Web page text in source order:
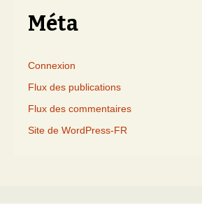
Méta
Connexion
Flux des publications
Flux des commentaires
Site de WordPress-FR